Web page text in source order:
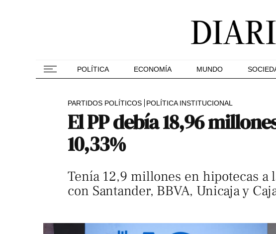
POLÍTICA ECONOMÍA MUNDO
PARTIDOS POLÍTICOS POLÍTICA INSTITUCIONAL
El PP debía 18,96
10,33%
Tenía 12,9 millones en hipotecas
con Santander, BBVA, Unicaja y